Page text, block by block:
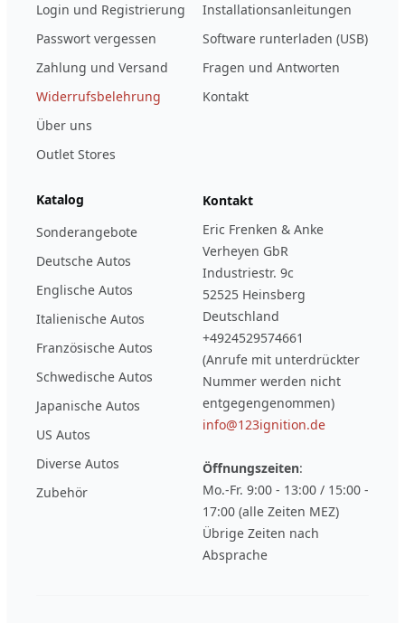
Login und Registrierung
Passwort vergessen
Zahlung und Versand
Widerrufsbelehrung
Über uns
Outlet Stores
Installationsanleitungen
Software runterladen (USB)
Fragen und Antworten
Kontakt
Katalog
Sonderangebote
Deutsche Autos
Englische Autos
Italienische Autos
Französische Autos
Schwedische Autos
Japanische Autos
US Autos
Diverse Autos
Zubehör
Kontakt
Eric Frenken & Anke
Verheyen GbR
Industriestr. 9c
52525 Heinsberg
Deutschland
+4924529574661
(Anrufe mit unterdrückter
Nummer werden nicht
entgegengenommen)
info@123ignition.de
Öffnungszeiten:
Mo.-Fr. 9:00 - 13:00 / 15:00 -
17:00 (alle Zeiten MEZ)
Übrige Zeiten nach
Absprache